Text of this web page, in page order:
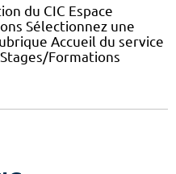
du CIC Espace
Sélectionnez une
Accueil du service
Formations